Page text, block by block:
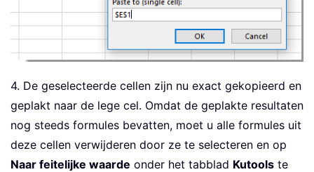
4. De geselecteerde cellen zijn nu exact gekopieerd en
geplakt naar de lege cel. Omdat de geplakte resultaten
nog steeds formules bevatten, moet u alle formules uit
deze cellen verwijderen door ze te selecteren en op
Naar feitelijke waarde onder het tabblad Kutools te